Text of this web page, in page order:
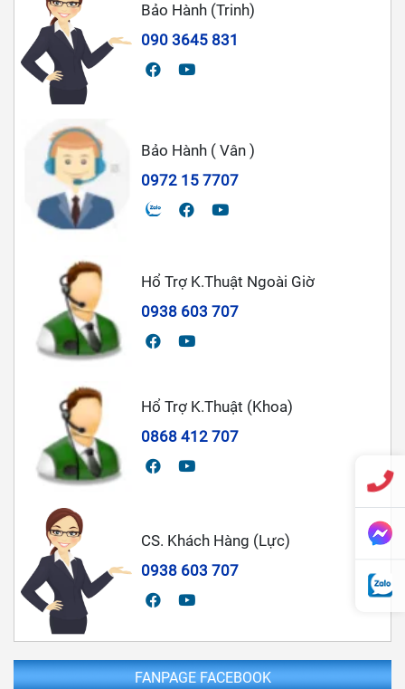
Bảo Hành (Trinh)
090 3645 831
Bảo Hành ( Vân )
0972 15 7707
Hổ Trợ K.Thuật Ngoài Giờ
0938 603 707
Hổ Trợ K.Thuật (Khoa)
0868 412 707
CS. Khách Hàng (Lực)
0938 603 707
FANPAGE FACEBOOK